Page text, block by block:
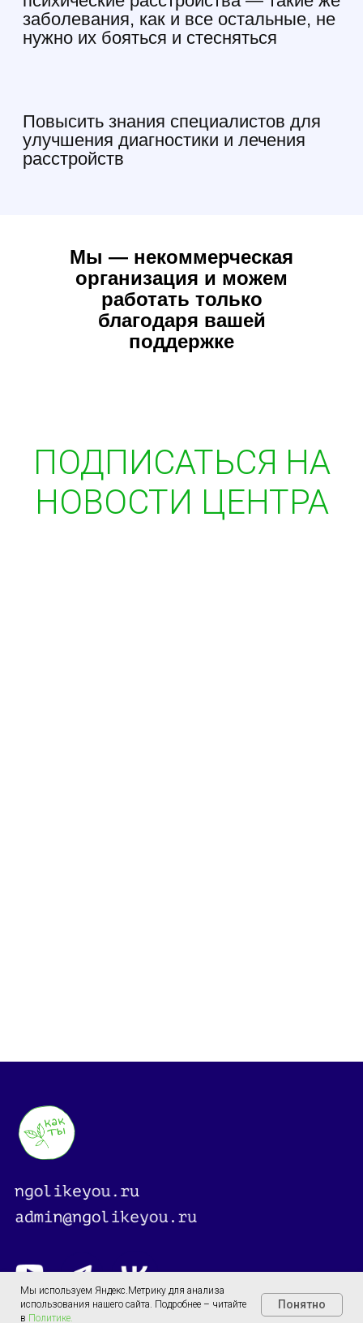
Мы используем Яндекс.Метрику для анализа
использования нашего сайта. Подробнее – читайте
в Политике.
Понятно
Мы — некоммерческая
организация и можем
работать только
благодаря вашей
поддержке
ПОДПИСАТЬСЯ НА
НОВОСТИ ЦЕНТРА